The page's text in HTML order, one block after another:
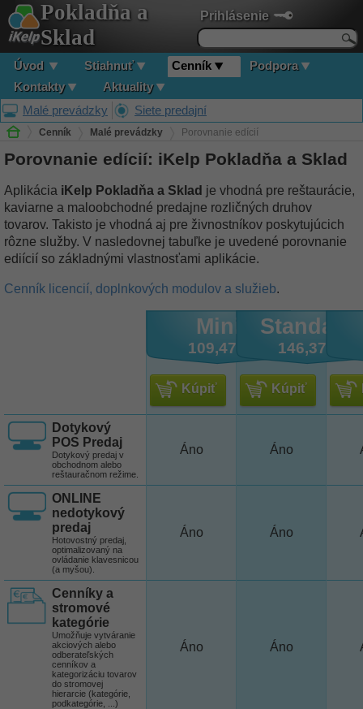
Prihlásenie
Pokladňa a
Sklad
Úvod Stiahnuť Cenník
Podpora
Kontakty
Aktuality
Malé prevádzky
Siete predajní
Cenník Malé prevádzky Porovnanie edícií
Porovnanie edícií: iKelp Pokladňa a Sklad
Aplikácia iKelp Pokladňa a Sklad je vhodná pre reštaurácie,
kaviarne a maloobchodné predajne rozličných druhov
tovarov. Takisto je vhodná aj pre živnostníkov poskytujúcich
rôzne služby. V nasledovnej tabuľke je uvedené porovnanie
ediícií so základnými vlastnosťami aplikácie.
Cenník licencií, doplnkových modulov a služieb.
Mini
109,47 €
Standard
146,37 €
Kúpiť Kúpiť
Dotykový
POS Predaj
Dotykový predaj v
obchodnom alebo
reštauračnom režime.
Áno Áno
ONLINE
nedotykový
predaj
Hotovostný predaj,
optimalizovaný na
ovládanie klavesnicou
(a myšou).
Áno Áno
Cenníky a
stromové
kategórie
Umožňuje vytváranie
akciových alebo
odberateľských
cenníkov a
kategorizáciu tovarov
do stromovej
hierarcie (kategórie,
podkategórie, ...)
Áno Áno